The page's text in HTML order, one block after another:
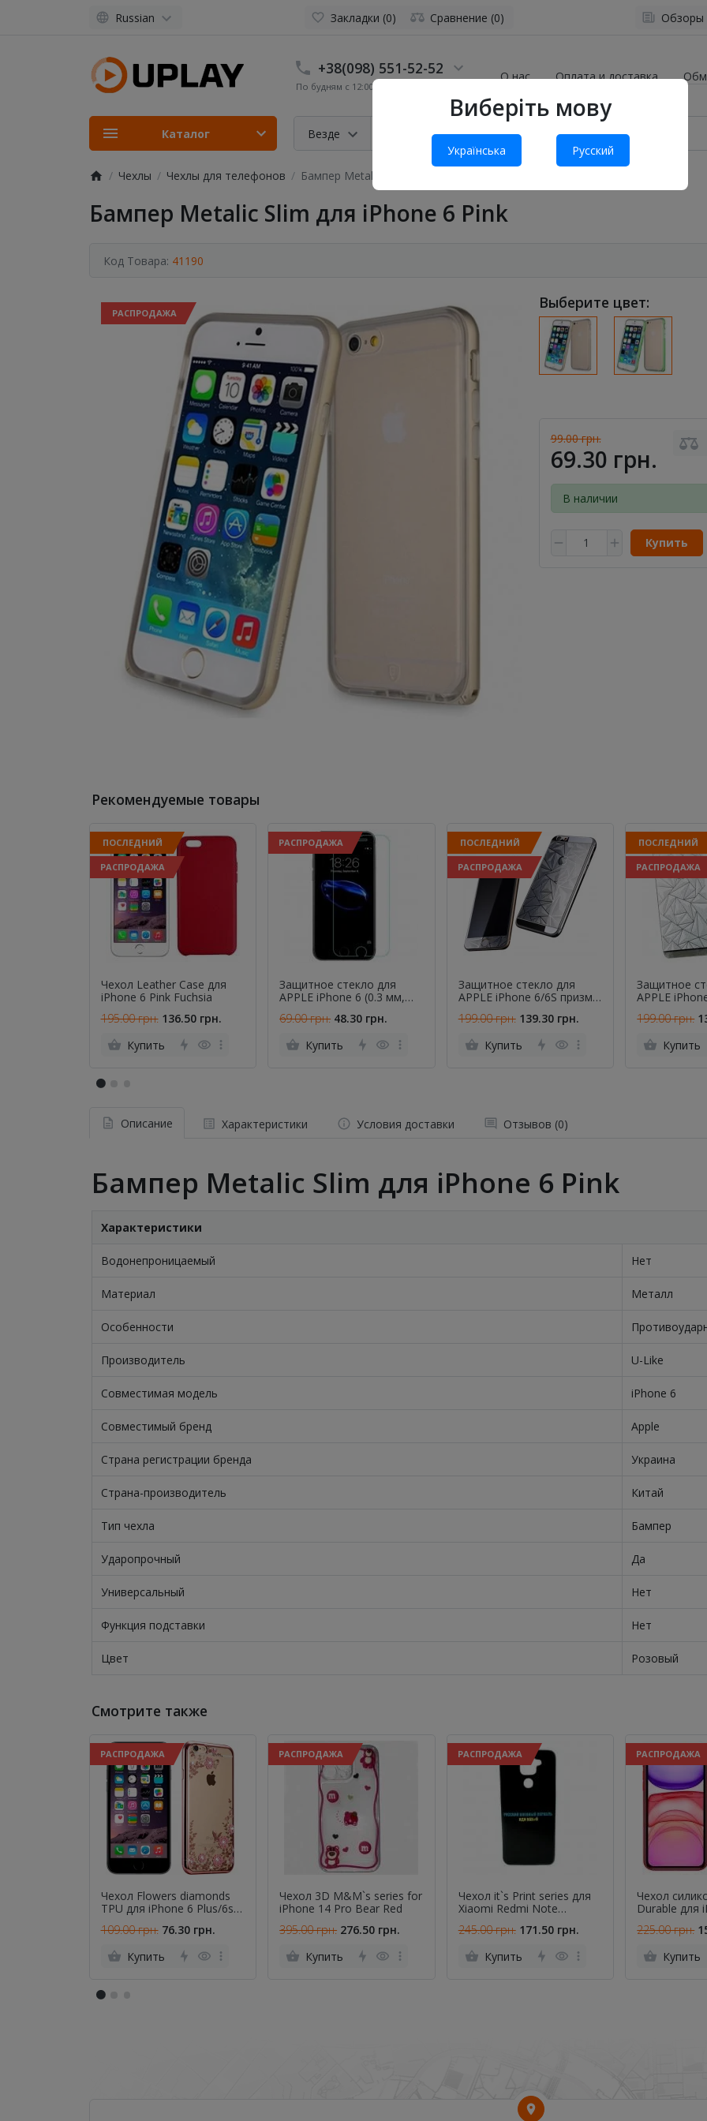
Виберіть мову
Українська Русский
Russian Закладки (0) Сравнение (0) Обзоры
+38(098) 551-52-52
По будням с 12:00 до 19:00
Везде
О нас Оплата и доставка
Каталог
Чехлы Чехлы для телефонов Бампер Metalic Slim для iPhone 6 Pink
Бампер Metalic Slim для iPhone 6 Pink
Код Товара: 41190
РАСПРОДАЖА
Выберите цвет:
99.00 грн.
69.30 грн.
В наличии
Купить
Рекомендуемые товары
ПОСЛЕДНИЙ
РАСПРОДАЖА
Чехол Leather Case для
iPhone 6 Pink Fuchsia
195.00 грн. 136.50 грн.
Купить
РАСПРОДАЖА
Защитное стекло для
APPLE iPhone 6 (0.3 мм,
69.00 грн. 48.30 грн.
Купить
ПОСЛЕДНИЙ
РАСПРОДАЖА
Защитное стекло для
APPLE iPhone 6/6S призма
комплект 2 шт.
199.00 грн. 139.30 грн.
Купить
ПОСЛЕДНИЙ
РАСПРОДАЖА
Защитное
APPLE
комплект 2
199.00 грн.
Купить
Описание Характеристики Условия доставки Отзывов (0)
Бампер Metalic Slim для iPhone 6 Pink
Характеристики
Водонепроницаемый Нет
Материал Металл
Особенности
Производитель U-Like
Совместимая модель iPhone 6
Совместимый бренд Apple
Страна регистрации бренда Украина
Страна-производитель Китай
Тип чехла Бампер
Ударопрочный Да
Универсальный Нет
Функция подставки Нет
Цвет Розовый
Смотрите также
РАСПРОДАЖА
Чехол Flowers diamonds
TPU для iPhone 6 Plus/6s
109.00 грн. 76.30 грн.
Купить
РАСПРОДАЖА
Чехол 3D M&M`s series for
iPhone 14 Pro Bear Red
395.00 грн. 276.50 грн.
Купить
РАСПРОДАЖА
Чехол it`s Print series для
Xiaomi Redmi Note
..военный корабль, ИДИ ...
245.00 грн. 171.50 грн.
Купить
РАСПРОДАЖА
Чехол
Durable для
225.00 грн.
Купить